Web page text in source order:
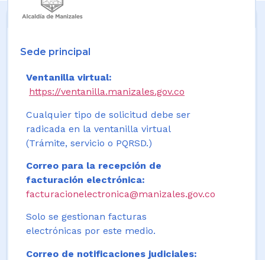
Sede principal
Ventanilla virtual:
https://ventanilla.manizales.gov.co
Cualquier tipo de solicitud debe ser
radicada en la ventanilla virtual
(Trámite, servicio o PQRSD.)
Correo para la recepción de
facturación electrónica:
facturacionelectronica@manizales.gov.co
Solo se gestionan facturas
electrónicas por este medio.
Correo de notificaciones judiciales: